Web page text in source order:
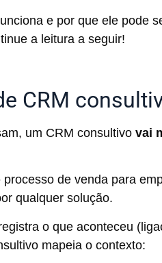
e por que ele pode
a leitura a seguir!
CRM
um CRM consultivo vai
de venda para
qualquer solução.
o que aconteceu
mapeia o contexto: